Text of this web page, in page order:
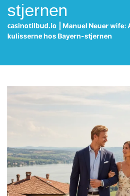
stjernen
casinotilbud.io
Manuel Neuer wife:
kulisserne hos Bayern-stjernen